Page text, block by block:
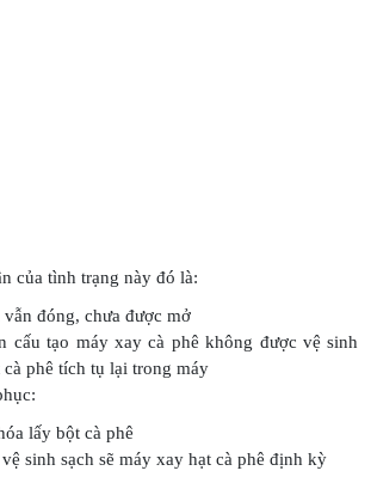
của tình trạng này đó là:
đóng, chưa được mở
cấu tạo máy xay cà phê không được vệ sinh
cà phê tích tụ lại trong máy
lấy bột cà phê
sinh sạch sẽ máy xay hạt cà phê định kỳ